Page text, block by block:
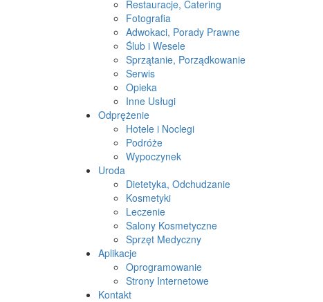
Restauracje, Catering
Fotografia
Adwokaci, Porady Prawne
Ślub i Wesele
Sprzątanie, Porządkowanie
Serwis
Opieka
Inne Usługi
Odprężenie
Hotele i Noclegi
Podróże
Wypoczynek
Uroda
Dietetyka, Odchudzanie
Kosmetyki
Leczenie
Salony Kosmetyczne
Sprzęt Medyczny
Aplikacje
Oprogramowanie
Strony Internetowe
Kontakt